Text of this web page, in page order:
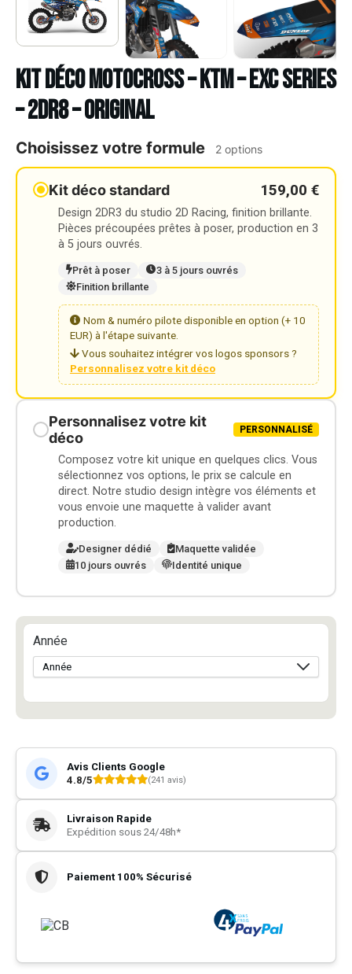
Kit déco Motocross – KTM – EXC SERIES
– 2DR8 – ORIGINAL
Choisissez votre formule 2 options
Kit déco standard 159,00 €
Design 2DR3 du studio 2D Racing, finition brillante.
Pièces précoupées prêtes à poser, production en 3
à 5 jours ouvrés.
Prêt à poser
3 à 5 jours ouvrés
Finition brillante
Nom & numéro pilote disponible en option (+ 10
EUR) à l'étape suivante.
Vous souhaitez intégrer vos logos sponsors ?
Personnalisez votre kit déco
Personnalisez votre kit
déco
PERSONNALISÉ
Composez votre kit unique en quelques clics. Vous
sélectionnez vos options, le prix se calcule en
direct. Notre studio design intègre vos éléments et
vous envoie une maquette à valider avant
production.
Designer dédié
Maquette validée
10 jours ouvrés
Identité unique
Année
Avis Clients Google
4.8/5
(241 avis)
Livraison Rapide
Expédition sous 24/48h*
Paiement 100% Sécurisé